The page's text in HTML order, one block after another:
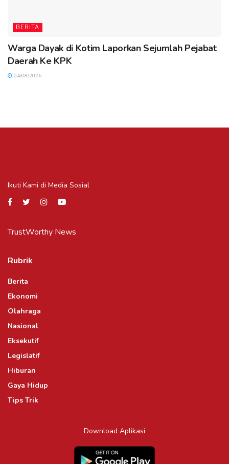
BERITA
Warga Dayak di Kotim Laporkan Sejumlah Pejabat
Daerah Ke KPK
04/08/2026
Ikuti Kami di Media Sosial
TrustWorthy News
Rubrik
Berita
Ekonomi
Olahraga
Nasional
Eksekutif
Legislatif
Hiburan
Gaya Hidup
Tips Trik
Download Aplikasi